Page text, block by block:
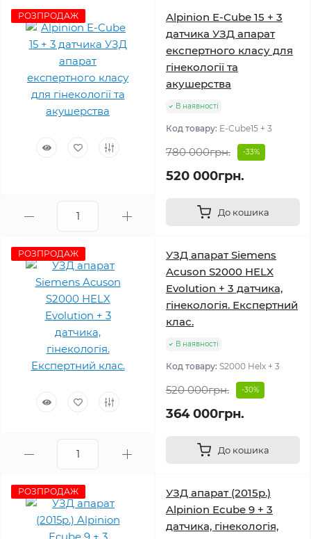
РОЗПРОДАЖ
Alpinion E-Cube 15 + 3
датчика УЗД апарат
експертного класу для
гінекології та
акушерства
В наявності
Код товару: E-Cube15 + 3
780 000грн. -33%
520 000грн.
До кошика
РОЗПРОДАЖ
УЗД апарат Siemens
Acuson S2000 HELX
Evolution + 3 датчика,
гінекологія. Експертний
клас.
В наявності
Код товару: S2000 Helx + 3
520 000грн. -30%
364 000грн.
До кошика
РОЗПРОДАЖ
УЗД апарат (2015р.)
Alpinion Ecube 9 + 3
датчика, гінекологія,